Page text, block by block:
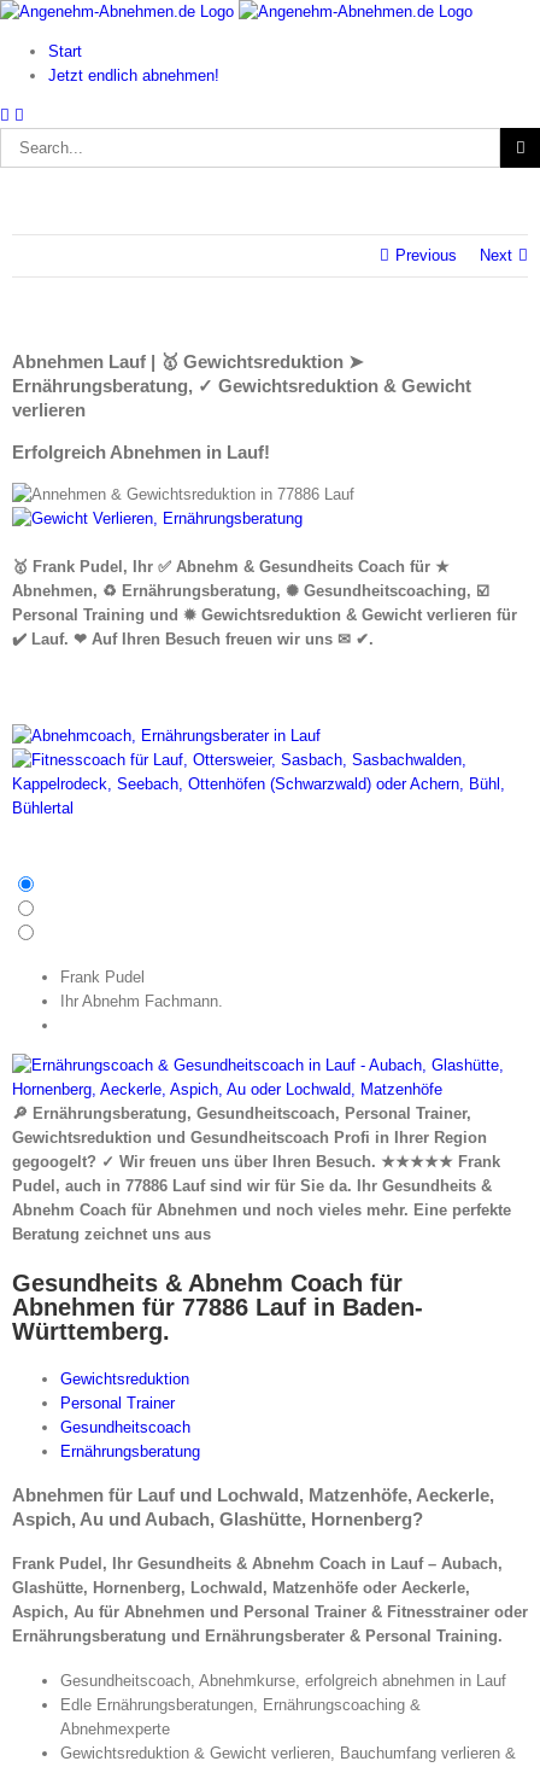
Skip
contentStart
Jetzt endlich abnehmen!
Search
for:
Previous Next
Abnehmen Lauf | 🥇 Gewichtsreduktion ➤
Ernährungsberatung, ✓ Gewichtsreduktion & Gewicht
verlieren
Erfolgreich Abnehmen in Lauf!
🥇 Frank Pudel, Ihr ✅ Abnehm & Gesundheits Coach für ★
Abnehmen, ♻ Ernährungsberatung, ✺ Gesundheitscoaching, ☑️
Personal Training und ✹ Gewichtsreduktion & Gewicht verlieren für
✔️ Lauf. ❤ Auf Ihren Besuch freuen wir uns ✉ ✔.
Frank Pudel
Ihr Abnehm Fachmann.
🔎 Ernährungsberatung, Gesundheitscoach, Personal Trainer,
Gewichtsreduktion und Gesundheitscoach Profi in Ihrer Region
gegoogelt? ✓ Wir freuen uns über Ihren Besuch. ★★★★★ Frank
Pudel, auch in 77886 Lauf sind wir für Sie da. Ihr Gesundheits &
Abnehm Coach für Abnehmen und noch vieles mehr. Eine perfekte
Beratung zeichnet uns aus
Gesundheits & Abnehm Coach für
Abnehmen für 77886 Lauf in Baden-
Württemberg.
Gewichtsreduktion
Personal Trainer
Gesundheitscoach
Ernährungsberatung
Abnehmen für Lauf und Lochwald, Matzenhöfe, Aeckerle,
Aspich, Au und Aubach, Glashütte, Hornenberg?
Frank Pudel, Ihr Gesundheits & Abnehm Coach in Lauf – Aubach,
Glashütte, Hornenberg, Lochwald, Matzenhöfe oder Aeckerle,
Aspich, Au für Abnehmen und Personal Trainer & Fitnesstrainer oder
Ernährungsberatung und Ernährungsberater & Personal Training.
Gesundheitscoach, Abnehmkurse, erfolgreich abnehmen in Lauf
Edle Ernährungsberatungen, Ernährungscoaching &
Abnehmexperte
Gewichtsreduktion & Gewicht verlieren, Bauchumfang verlieren &